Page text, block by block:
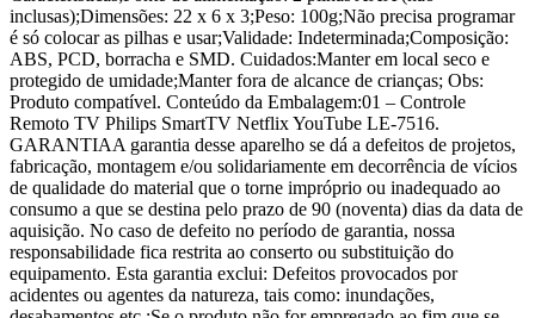
inclusas);Dimensões: 22 x 6 x 3;Peso: 100g;Não precisa programar
é só colocar as pilhas e usar;Validade: Indeterminada;Composição:
ABS, PCD, borracha e SMD. Cuidados:Manter em local seco e
protegido de umidade;Manter fora de alcance de crianças; Obs:
Produto compatível. Conteúdo da Embalagem:01 – Controle
Remoto TV Philips SmartTV Netflix YouTube LE-7516.
GARANTIAA garantia desse aparelho se dá a defeitos de projetos,
fabricação, montagem e/ou solidariamente em decorrência de vícios
de qualidade do material que o torne impróprio ou inadequado ao
consumo a que se destina pelo prazo de 90 (noventa) dias da data de
aquisição. No caso de defeito no período de garantia, nossa
responsabilidade fica restrita ao conserto ou substituição do
equipamento. Esta garantia exclui: Defeitos provocados por
acidentes ou agentes da natureza, tais como: inundações,